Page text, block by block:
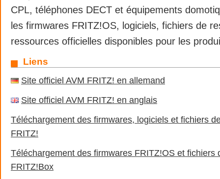
CPL, téléphones DECT et équipements
les firmwares FRITZ!OS, logiciels, fichiers de
ressources officielles disponibles pour les
Liens
Site officiel AVM FRITZ! en allemand
Site officiel AVM FRITZ! en anglais
Téléchargement des firmwares, logiciels et fichiers
FRITZ!
Téléchargement des firmwares FRITZ!OS et fichiers
FRITZ!Box